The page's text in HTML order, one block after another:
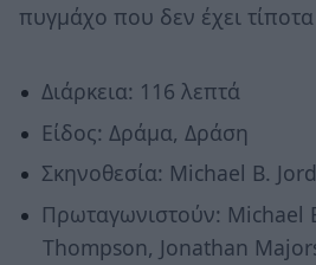
πυγμάχο που δεν έχει
Διάρκεια: 116 λεπτά
Είδος: Δράμα, Δράση
Σκηνοθεσία: Michael B.
Πρωταγωνιστούν: Michael
Thompson, Jonathan